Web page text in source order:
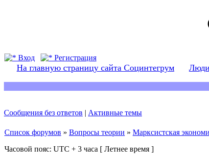
Вход
Регистрация
На главную страницу сайта Социнтегрум
Сообщения без ответов | Активные темы
Список форумов » Вопросы теории » Марксистская
Часовой пояс: UTC + 3 часа [ Летнее время ]